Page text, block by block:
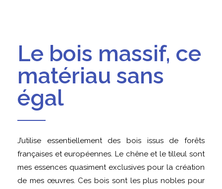
Le bois massif, ce
matériau sans
égal
J’utilise essentiellement des bois issus de forêts
françaises et européennes. Le chêne et le tilleul sont
mes essences quasiment exclusives pour la création
de mes œuvres. Ces bois sont les plus nobles pour